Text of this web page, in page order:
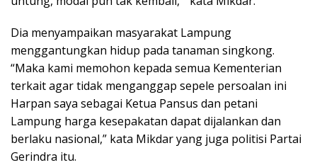
Dia menyampaikan masyarakat Lampung
menggantungkan hidup pada tanaman singkong.
“Maka kami memohon kepada semua Kementerian
terkait agar tidak menganggap sepele persoalan ini
Harpan saya sebagai Ketua Pansus dan petani
Lampung harga kesepakatan dapat dijalankan dan
berlaku nasional,” kata Mikdar yang juga politisi Partai
Gerindra itu.